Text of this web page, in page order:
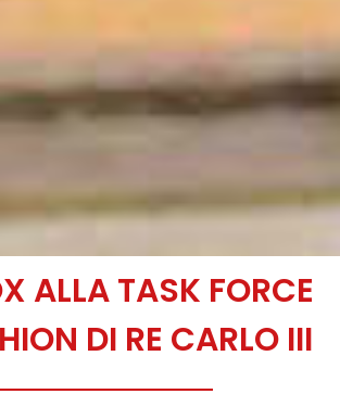
ALLA TASK FORCE
DI RE CARLO III